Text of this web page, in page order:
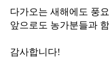
다가오는 새해에도 풍
앞으로도 농가분들과
감사합니다!